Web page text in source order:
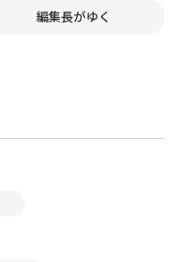
編集長がゆく